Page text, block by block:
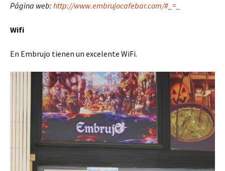
Página web: http://www.embrujocafebar.com/#_=_
Wifi
En Embrujo tienen un excelente WiFi.